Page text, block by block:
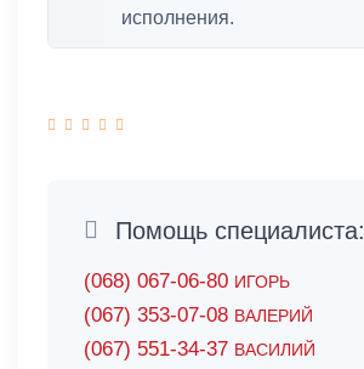
исполнения.
Помощь специалиста:
(068) 067-06-80 ИГОРЬ
(067) 353-07-08 ВАЛЕРИЙ
(067) 551-34-37 ВАСИЛИЙ